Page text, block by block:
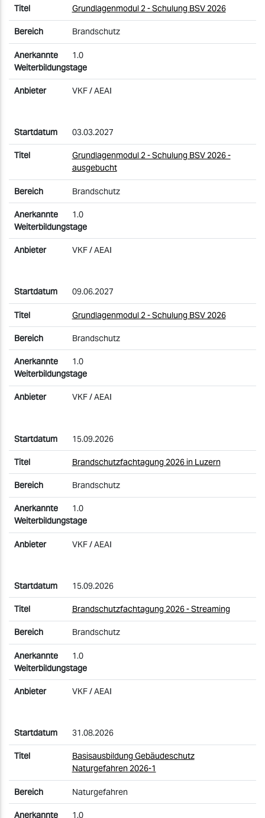
Grundlagenmodul 2 - Schulung BSV 2026
Brandschutz
1.0
VKF / AEAI
03.03.2027
Grundlagenmodul 2 - Schulung BSV 2026 -
ausgebucht
Brandschutz
1.0
VKF / AEAI
09.06.2027
Grundlagenmodul 2 - Schulung BSV 2026
Brandschutz
1.0
VKF / AEAI
15.09.2026
Brandschutzfachtagung 2026 in Luzern
Brandschutz
1.0
VKF / AEAI
15.09.2026
Brandschutzfachtagung 2026 - Streaming
Brandschutz
1.0
VKF / AEAI
31.08.2026
Basisausbildung Gebäudeschutz
Naturgefahren 2026-1
Naturgefahren
1.0